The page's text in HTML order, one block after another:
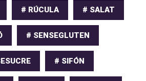
# RÚCULA # SALAT
# SENSEGLUTEN
# SIFÓN